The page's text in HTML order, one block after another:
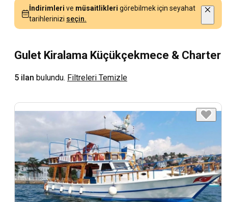
İndirimleri ve müsaitlikleri görebilmek için seyahat
tarihlerinizi seçin.
Gulet Kiralama Küçükçekmece & Charter
5 ilan bulundu. Filtreleri Temizle